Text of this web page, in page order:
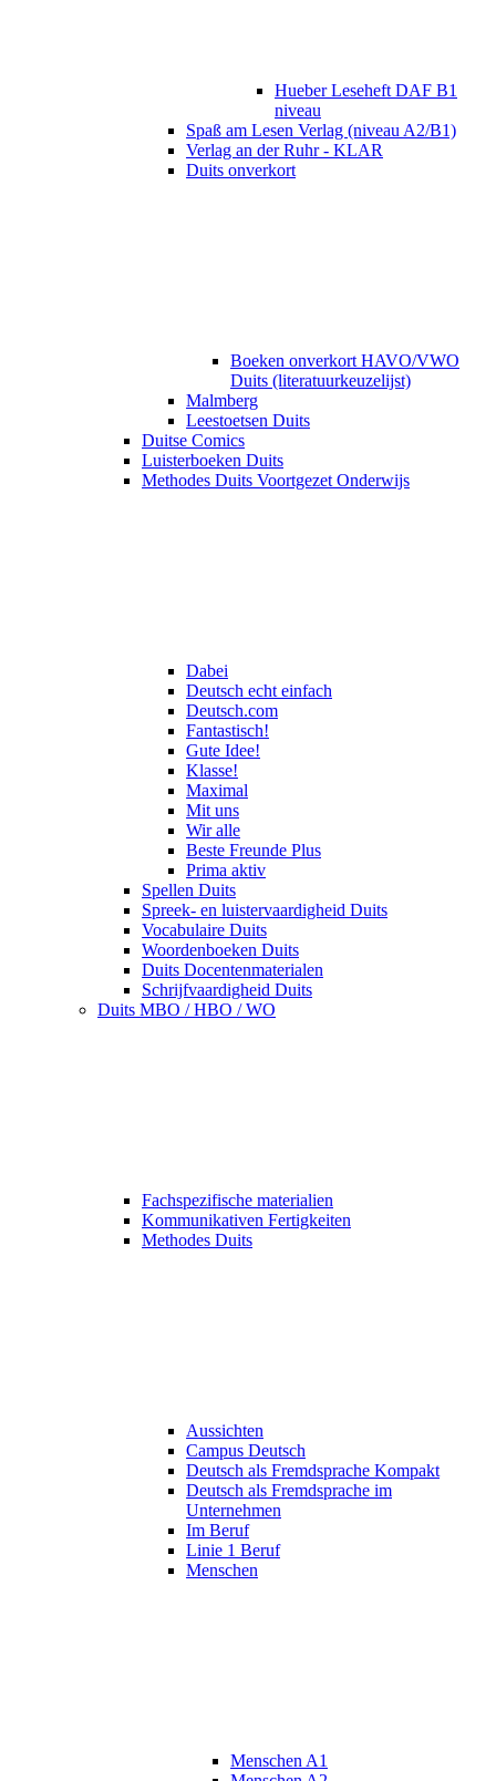
Hueber Leseheft DAF B1
niveau
Spaß am Lesen Verlag (niveau A2/B1)
Verlag an der Ruhr - KLAR
Duits onverkort
Boeken onverkort HAVO/VWO
Duits (literatuurkeuzelijst)
Malmberg
Leestoetsen Duits
Duitse Comics
Luisterboeken Duits
Methodes Duits Voortgezet Onderwijs
Dabei
Deutsch echt einfach
Deutsch.com
Fantastisch!
Gute Idee!
Klasse!
Maximal
Mit uns
Wir alle
Beste Freunde Plus
Prima aktiv
Spellen Duits
Spreek- en luistervaardigheid Duits
Vocabulaire Duits
Woordenboeken Duits
Duits Docentenmaterialen
Schrijfvaardigheid Duits
Duits MBO / HBO / WO
Fachspezifische materialien
Kommunikativen Fertigkeiten
Methodes Duits
Aussichten
Campus Deutsch
Deutsch als Fremdsprache Kompakt
Deutsch als Fremdsprache im
Unternehmen
Im Beruf
Linie 1 Beruf
Menschen
Menschen A1